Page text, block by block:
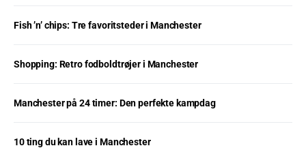
Fish ’n’ chips: Tre favoritsteder i Manchester
Shopping: Retro fodboldtrøjer i Manchester
Manchester på 24 timer: Den perfekte kampdag
10 ting du kan lave i Manchester